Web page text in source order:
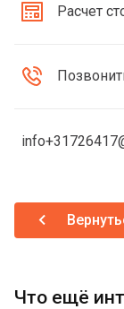
Расчет
Что ещё